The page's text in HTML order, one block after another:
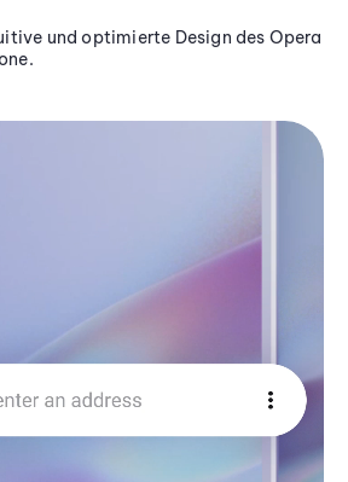
und optimierte Design des Opera